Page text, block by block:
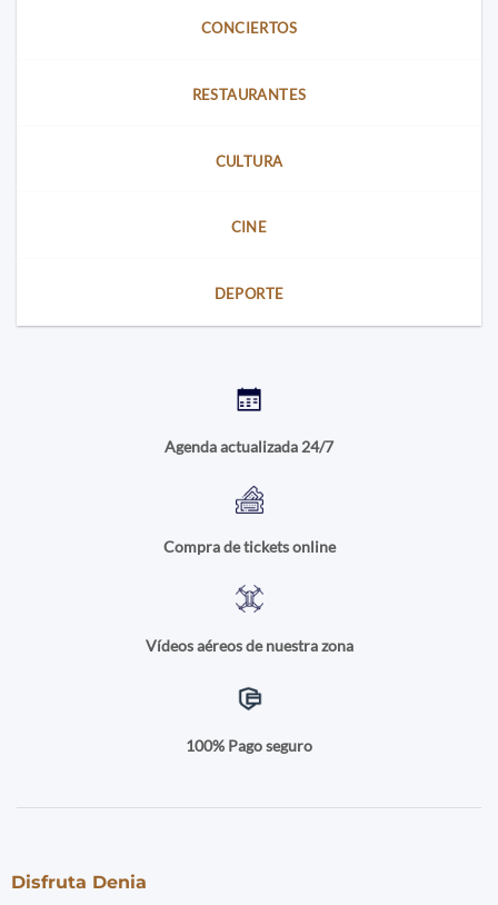
CONCIERTOS
RESTAURANTES
CULTURA
CINE
DEPORTE
Agenda actualizada 24/7
Compra de tickets online
Vídeos aéreos de nuestra zona
100% Pago seguro
Disfruta Denia